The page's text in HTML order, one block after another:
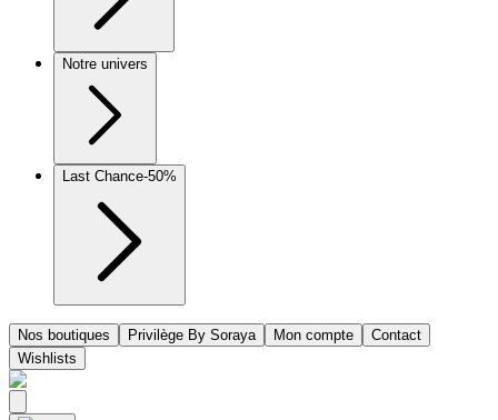
Notre univers
Last Chance-50%
Nos boutiques Privilège By Soraya Mon compte
Contact
Wishlists